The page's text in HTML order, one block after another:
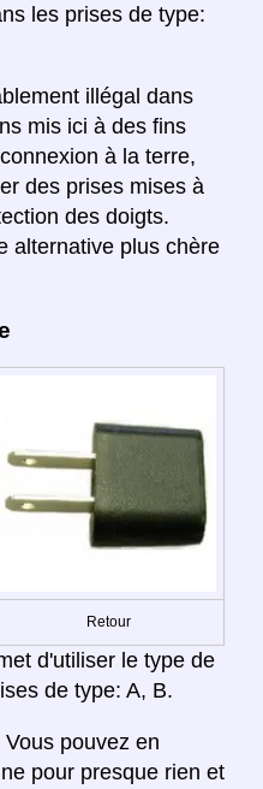
les prises de type:
illégal dans
mis ici à des fins
à la terre,
des prises mises à
des doigts.
alternative plus chère
Retour
d'utiliser le type de
de type: A, B.
pouvez en
pour presque rien et